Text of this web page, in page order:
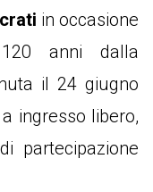
in occasione
anni dalla
il 24 giugno
ingresso libero,
partecipazione